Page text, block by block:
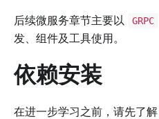
后续微服务章节主要以 GRPC
发、组件及工具使用。
依赖安装
在进一步学习之前，请先了解